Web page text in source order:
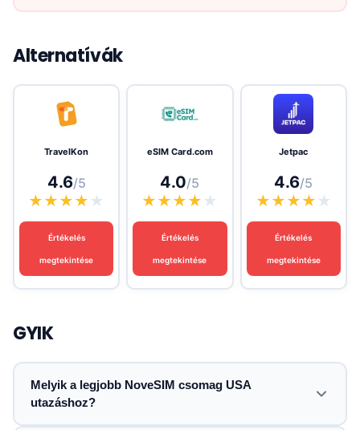
Alternatívák
TravelKon
4.6/5
★★★★ ★
Értékelés
megtekintése
eSIM Card.com
4.0/5
★★★★ ★
Értékelés
megtekintése
Jetpac
4.6/5
★★★★ ★
Értékelés
megtekintése
GYIK
Melyik a legjobb NoveSIM csomag USA
utazáshoz?